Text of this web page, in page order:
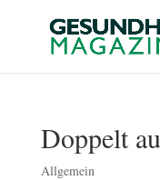
Doppelt
Allgemein